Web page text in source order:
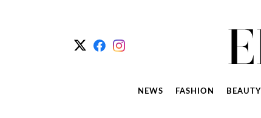
NEWS FASHION BEAUTY